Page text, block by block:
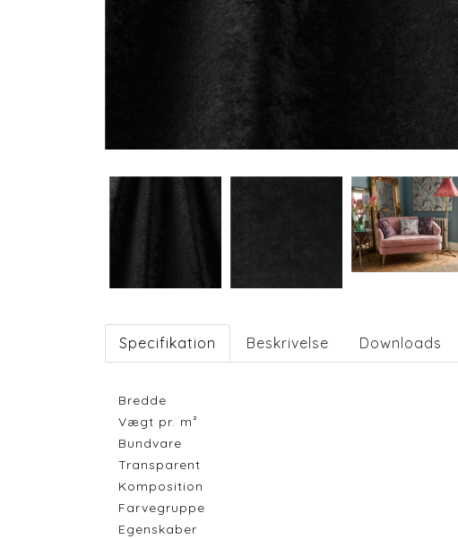
Specifikation Beskrivelse Downloads
Bredde
Vægt pr. m²
Bundvare
Transparent
Komposition
Farvegruppe
Egenskaber